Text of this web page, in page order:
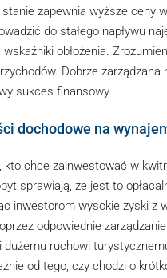
zapewnia wyższe ceny
do stałego napływu
obłożenia.
Dobrze
sukces finansowy.
dochodowe na
kto chce zainwestować w
sprawiają, że jest to
inwestorom wysokie zyski z
odpowiednie
ruchowi
od tego, czy chodzi o